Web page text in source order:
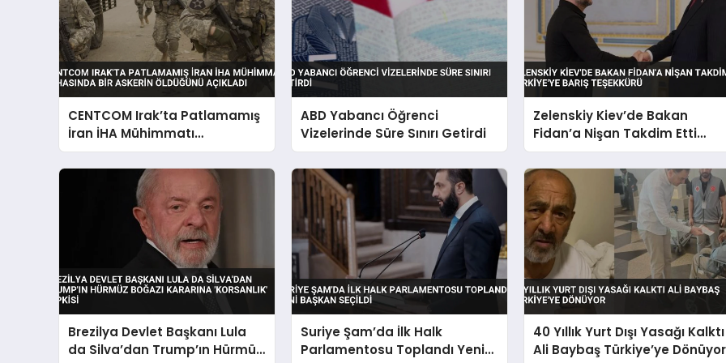
CENTCOM Irak’ta Patlamamış
İran İHA Mühimmatı
İmhasında Bir Askerin
Öldüğünü Açıkladı
ABD Yabancı Öğrenci
Vizelerinde Süre Sınırı Getirdi
Zelenskiy Kiev’de Bakan
Fidan’a Nişan Takdim Etti
Türkiye’ye Barış Teşekkürü
Brezilya Devlet Başkanı Lula
da Silva’dan Trump’ın Hürmüz
Suriye Şam’da İlk Halk
Parlamentosu Toplandı Yeni
40 Yıllık Yurt Dışı Yasağı Kalktı
Ali Baybaş Türkiye’ye Dönüyor